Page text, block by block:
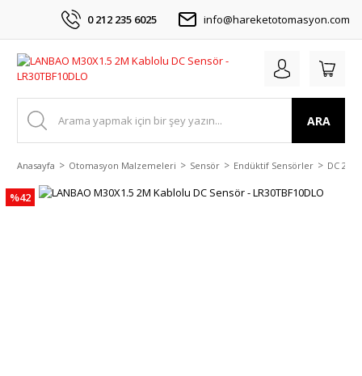
0 212 235 6025 info@hareketotomasyon.com
ARA
Anasayfa Otomasyon Malzemeleri Sensör Endüktif Sensörler DC 2
%42